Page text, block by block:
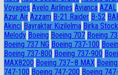
Voyages Avelo Airlines Avianca AZAL
Azur Air Azzam B-21 Raider B-52
Akinci Bayraktar Kizilelma Birka
Melody Boeing Boeing 707 Boeing
Boeing 737 NG Boeing 737-100
Boeing 737-800 Boeing 737-900
MAX8200 Boeing 737–8 MAX
747-100 Boeing 747-200 Boeing